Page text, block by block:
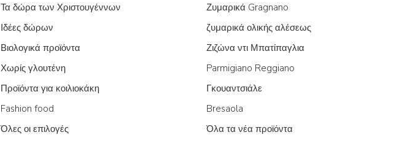
Τα δώρα των Χριστουγέννων
Ιδέες δώρων
Βιολογικά προϊόντα
Χωρίς γλουτένη
Προϊόντα για κοιλιοκάκη
Fashion food
Όλες οι επιλογές
Ζυμαρικά Gragnano
ζυμαρικά ολικής αλέσεως
Ζιζώνα ντι Μπατίπαγλια
Parmigiano Reggiano
Γκουαντσιάλε
Bresaola
Όλα τα νέα προϊόντα